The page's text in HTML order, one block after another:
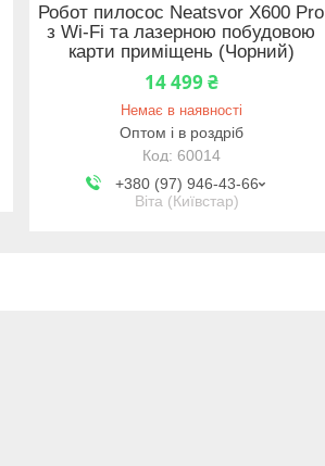
Робот пилосос Neatsvor X600 Pro
з Wi-Fi та лазерною побудовою
карти приміщень (Чорний)
14 499 ₴
Немає в наявності
Оптом і в роздріб
60014
+380 (97) 946-43-66
Віта (Київстар)